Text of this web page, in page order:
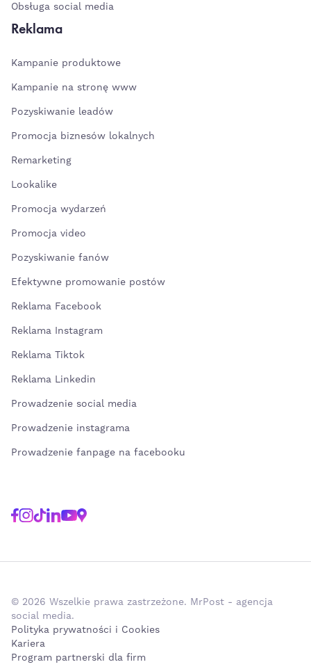
Obsługa social media
Reklama
Kampanie produktowe
Kampanie na stronę www
Pozyskiwanie leadów
Promocja biznesów lokalnych
Remarketing
Lookalike
Promocja wydarzeń
Promocja video
Pozyskiwanie fanów
Efektywne promowanie postów
Reklama Facebook
Reklama Instagram
Reklama Tiktok
Reklama Linkedin
Prowadzenie social media
Prowadzenie instagrama
Prowadzenie fanpage na facebooku
© 2026 Wszelkie prawa zastrzeżone. MrPost - agencja
social media.
Polityka prywatności i Cookies
Kariera
Program partnerski dla firm